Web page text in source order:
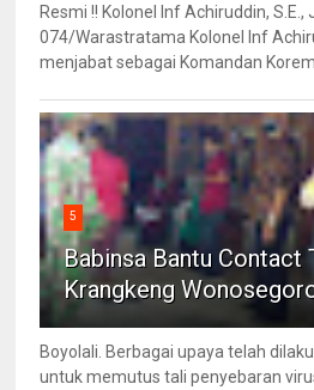
Resmi !! Kolonel Inf Achiruddin,
074/Warastratama Kolonel Inf
menjabat sebagai Komandan Korem
5
Babinsa Bantu Contact
Krangkeng
Boyolali. Berbagai upaya telah
untuk memutus tali penyebaran